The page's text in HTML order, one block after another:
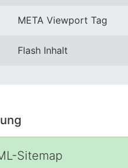
META Viewport Tag
Flash Inhalt
Sitemap